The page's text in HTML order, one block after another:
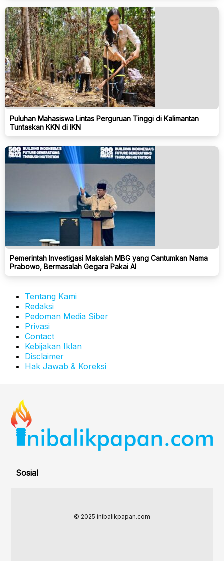
Puluhan Mahasiswa Lintas Perguruan Tinggi di Kalimantan
Tuntaskan KKN di IKN
Pemerintah Investigasi Makalah MBG yang Cantumkan Nama
Prabowo, Bermasalah Gegara Pakai AI
Tentang Kami
Redaksi
Pedoman Media Siber
Privasi
Contact
Kebijakan Iklan
Disclaimer
Hak Jawab & Koreksi
Sosial
© 2025 inibalikpapan.com